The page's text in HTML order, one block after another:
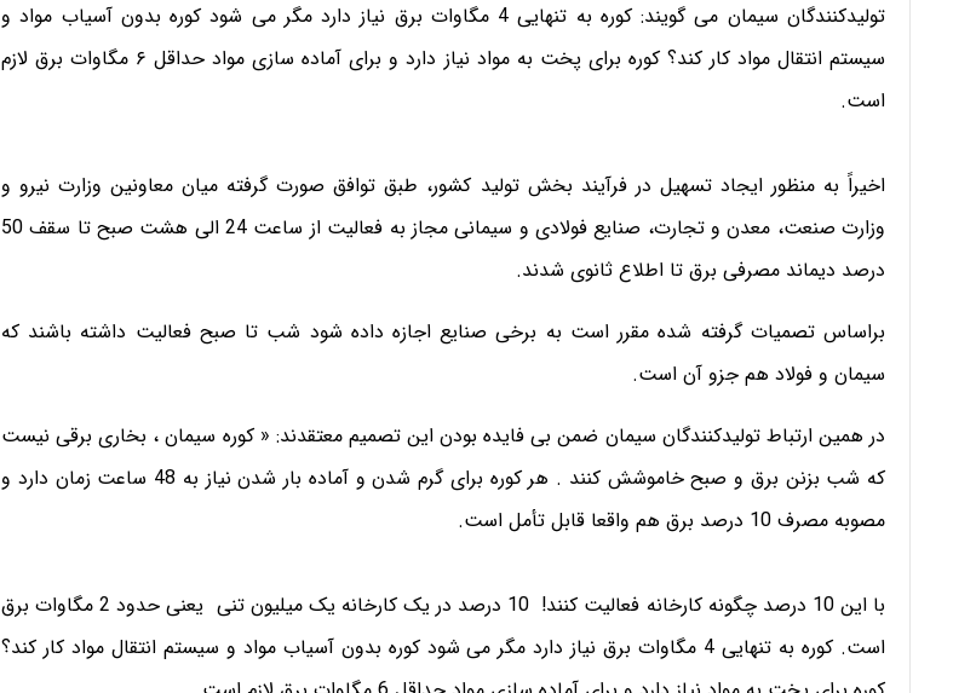
تولیدکنندگان سیمان می گویند: کوره به تنهایی 4 مگاوات برق نیاز دارد مگر می شود کوره بدون آسیاب مواد و
سیستم انتقال مواد کار کند؟ کوره برای پخت به مواد نیاز دارد و برای آماده سازی مواد حداقل ۶ مگاوات برق لازم
است.
اخیراً به منظور ایجاد تسهیل در فرآیند بخش تولید کشور، طبق توافق صورت گرفته میان معاونین وزارت نیرو و
وزارت صنعت، معدن و تجارت، صنایع فولادی و سیمانی مجاز به فعالیت از ساعت 24 الی هشت صبح تا سقف 50
درصد دیماند مصرفی برق تا اطلاع ثانوی شدند.
براساس تصمیات گرفته شده مقرر است به برخی صنایع اجازه داده شود شب تا صبح فعالیت داشته باشند که
سیمان و فولاد هم جزو آن است.
در همین ارتباط تولیدکنندگان سیمان ضمن بی فایده بودن این تصمیم معتقدند: « کوره سیمان ، بخاری برقی نیست
که شب بزنن برق و صبح خاموشش کنند . هر کوره برای گرم شدن و آماده بار شدن نیاز به 48 ساعت زمان دارد و
مصوبه مصرف 10 درصد برق هم واقعا قابل تأمل است.
با این 10 درصد چگونه کارخانه فعالیت کنند! 10 درصد در یک کارخانه یک میلیون تنی یعنی حدود 2 مگاوات برق
است. کوره به تنهایی 4 مگاوات برق نیاز دارد مگر می شود کوره بدون آسیاب مواد و سیستم انتقال مواد کار کند؟